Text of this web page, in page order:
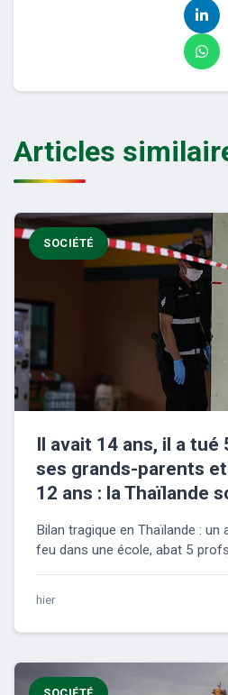
Articles
SOCIÉTÉ
Il avait 14 ans, il a tué
ses grands-parents
12 ans : la Thaïlande
Bilan tragique en Thaïlande : un
feu dans une école, abat 5 profs,
hier